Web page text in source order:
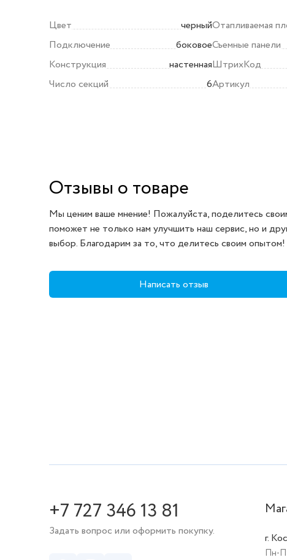
Цвет
черный
Подключение
боковое
Конструкция
настенная
Число секций
6
Отапливаемая
Съемные панели
ШтрихКод
Артикул
Отзывы о товаре
Мы ценим ваше мнение! Пожалуйста, поделитесь
поможет не только нам улучшить наш сервис, но и
выбор. Благодарим за то, что делитесь своим опытом!
Написать отзыв
+7 727 346 13 81
Задать вопрос или оформить покупку.
г.
Пн-